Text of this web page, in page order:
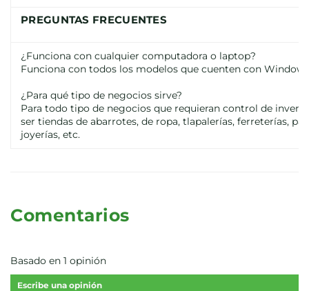
PREGUNTAS FRECUENTES
¿Funciona con cualquier computadora o laptop?
Funciona con todos los modelos que cuenten con Windows
¿Para qué tipo de negocios sirve?
Para todo tipo de negocios que requieran control de
ser tiendas de abarrotes, de ropa, tlapalerías, ferreterías,
joyerías, etc.
Comentarios
Basado en 1 opinión
Escribe una opinión